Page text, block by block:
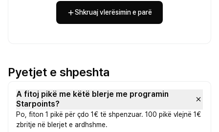
Shkruaj vlerësimin e parë
Pyetjet e shpeshta
A fitoj pikë me këtë blerje me programin
Starpoints?
Po, fiton 1 pikë për çdo 1€ të shpenzuar. 100 pikë vlejnë 1€
zbritje në blerjet e ardhshme.